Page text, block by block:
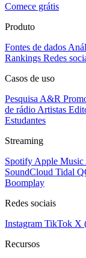
Comece grátis
Produto
Fontes de dados
Rankings Redes
Casos de uso
Pesquisa A&R
de rádio Artistas
Estudantes
Streaming
Spotify Apple Music
SoundCloud Tidal
Boomplay
Redes sociais
Instagram TikTok X
Recursos